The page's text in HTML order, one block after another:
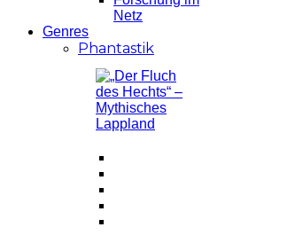
Netz
Genres
Phantastik